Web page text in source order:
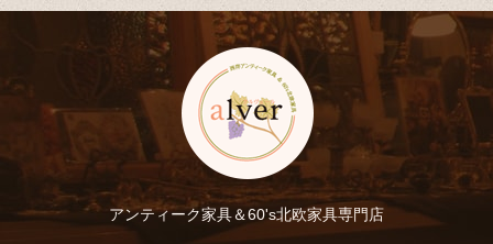
アンティーク家具＆60's北欧家具専門店